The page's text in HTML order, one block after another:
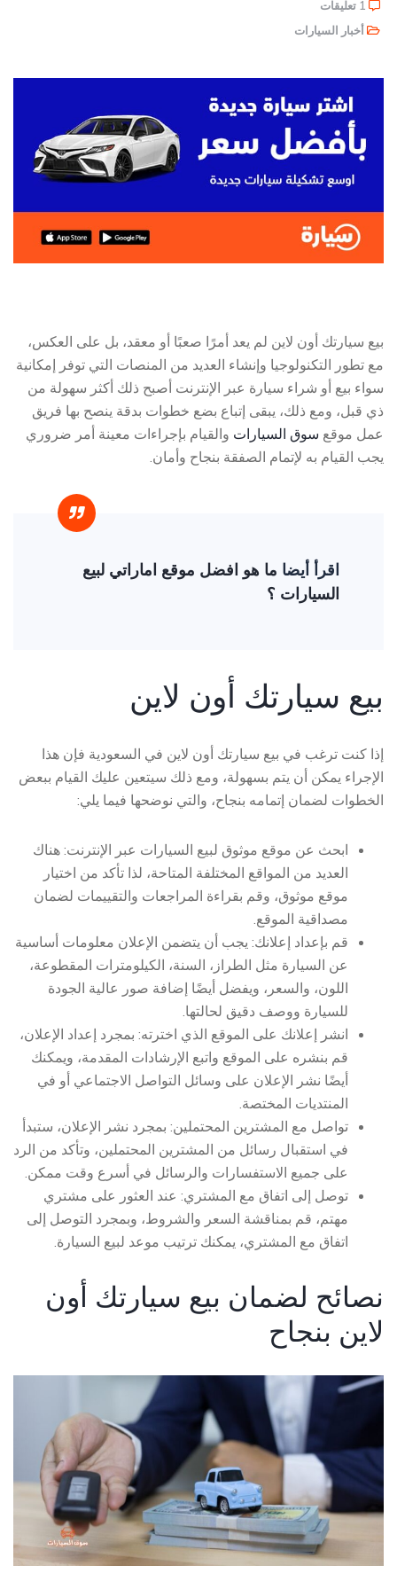
1 تعليقات
أخبار السيارات
بيع سيارتك أون لاين لم يعد أمرًا صعبًا أو معقد، بل على العكس،
مع تطور التكنولوجيا وإنشاء العديد من المنصات التي توفر إمكانية
سواء بيع أو شراء سيارة عبر الإنترنت أصبح ذلك أكثر سهولة من
ذي قبل، ومع ذلك، يبقى إتباع بضع خطوات بدقة ينصح بها فريق
عمل موقع سوق السيارات والقيام بإجراءات معينة أمر ضروري
يجب القيام به لإتمام الصفقة بنجاح وأمان.
اقرأ أيضا ما هو افضل موقع اماراتي لبيع
السيارات ؟
بيع سيارتك أون لاين
إذا كنت ترغب في بيع سيارتك أون لاين في السعودية فإن هذا
الإجراء يمكن أن يتم بسهولة، ومع ذلك سيتعين عليك القيام ببعض
الخطوات لضمان إتمامه بنجاح، والتي نوضحها فيما يلي:
ابحث عن موقع موثوق لبيع السيارات عبر الإنترنت: هناك
العديد من المواقع المختلفة المتاحة، لذا تأكد من اختيار
موقع موثوق، وقم بقراءة المراجعات والتقييمات لضمان
مصداقية الموقع.
قم بإعداد إعلانك: يجب أن يتضمن الإعلان معلومات أساسية
عن السيارة مثل الطراز، السنة، الكيلومترات المقطوعة،
اللون، والسعر، ويفضل أيضًا إضافة صور عالية الجودة
للسيارة ووصف دقيق لحالتها.
انشر إعلانك على الموقع الذي اخترته: بمجرد إعداد الإعلان،
قم بنشره على الموقع واتبع الإرشادات المقدمة، ويمكنك
أيضًا نشر الإعلان على وسائل التواصل الاجتماعي أو في
المنتديات المختصة.
تواصل مع المشترين المحتملين: بمجرد نشر الإعلان، ستبدأ
في استقبال رسائل من المشترين المحتملين، وتأكد من الرد
على جميع الاستفسارات والرسائل في أسرع وقت ممكن.
توصل إلى اتفاق مع المشتري: عند العثور على مشتري
مهتم، قم بمناقشة السعر والشروط، وبمجرد التوصل إلى
اتفاق مع المشتري، يمكنك ترتيب موعد لبيع السيارة.
نصائح لضمان بيع سيارتك أون
لاين بنجاح